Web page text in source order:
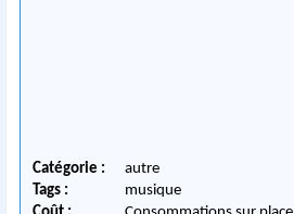
Catégorie :
autre
Tags :
musique